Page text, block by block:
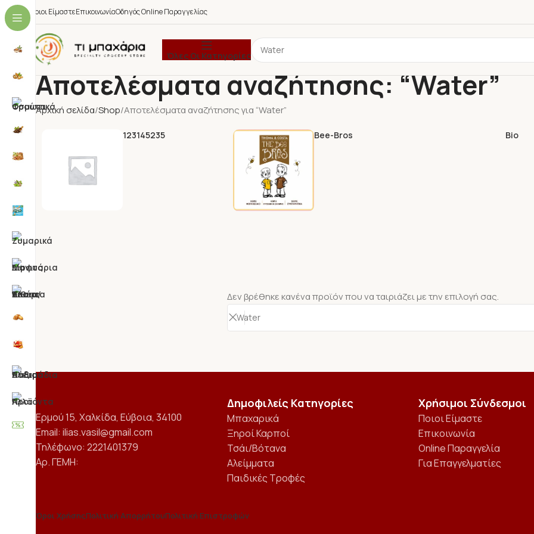
Ποιοι ΕίμαστεΕπικοινωνίαΟδηγός Online Παραγγελίας
Όλες Οι Κατηγορίες
Αποτελέσματα αναζήτησης: “Water”
Αρχική σελίδα Shop Αποτελέσματα αναζήτησης για “Water”
123145235 Bee-Bros Bio
Δεν βρέθηκε κανένα προϊόν που να ταιριάζει με την επιλογή σας.
Ερμού 15, Χαλκίδα, Εύβοια, 34100
Email: ilias.vasil@gmail.com
Τηλέφωνο: 2221401379
Αρ. ΓΕΜΗ:
Δημοφιλείς Κατηγορίες
Μπαχαρικά
Ξηροί Καρποί
Τσάι/Βότανα
Αλείμματα
Παιδικές Τροφές
Χρήσιμοι Σύνδεσμοι
Ποιοι Είμαστε
Επικοινωνία
Online Παραγγελία
Για Επαγγελματίες
Όροι ΧρήσηςΠολιτική ΑπορρήτουΠολιτική Επιστροφών